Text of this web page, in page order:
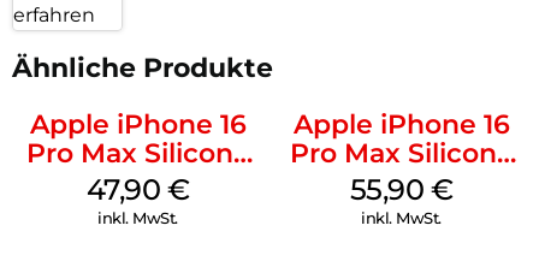
erfahren
Ähnliche Produkte
Apple iPhone 16
Pro Max Silicone
Case MagSafe
Black
47,90 €
inkl. MwSt.
Apple iPhone 16
Pro Max Silicone
Case MagSafe
Stone Gray
55,90 €
inkl. MwSt.